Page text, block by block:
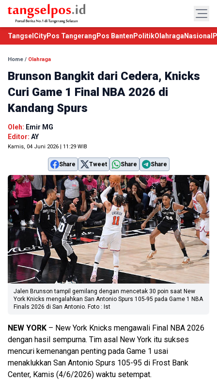
TangselCityPos Tangerang Pos Banten PolitikOlahraga Nasional
Home / Olahraga
Brunson Bangkit dari Cedera, Knicks
Curi Game 1 Final NBA 2026 di
Kandang Spurs
Oleh: Emir MG
Editor: AY
Kamis, 04 Juni 2026 | 11:29 WIB
Share Tweet Share Share
Jalen Brunson tampil gemilang dengan mencetak 30 poin saat New
York Knicks mengalahkan San Antonio Spurs 105-95 pada Game 1 NBA
Finals 2026 di San Antonio. Foto : Ist
NEW YORK – New York Knicks mengawali Final NBA 2026
dengan hasil sempurna. Tim asal New York itu sukses
mencuri kemenangan penting pada Game 1 usai
menaklukkan San Antonio Spurs 105-95 di Frost Bank
Center, Kamis (4/6/2026) waktu setempat.